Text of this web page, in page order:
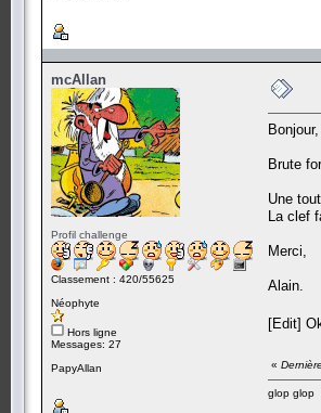
mcAllan
Profil challenge
Classement : 420/55625
Néophyte
Hors ligne
Messages: 27
PapyAllan
Bonjour,
Brute
Une
La clef
Merci,
Alain.
[Edit]
«
glop glop